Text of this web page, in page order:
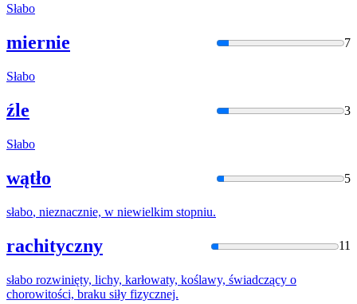
Słabo
miernie 7
Słabo
źle 3
Słabo
wątło 5
słabo, nieznacznie, w niewielkim stopniu.
rachityczny 11
słabo rozwinięty, lichy, karłowaty, koślawy, świadczący o
chorowitości, braku siły fizycznej.